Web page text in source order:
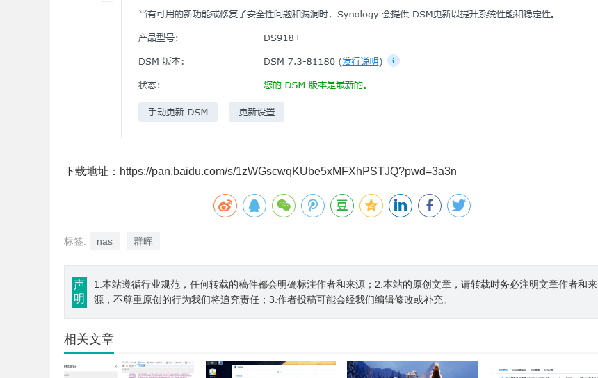
下载地址：https://pan.baidu.com/s/1zWGscwqKUbe5xMFXhPSTJQ?pwd=3a3n
标签: nas 群晖
声
明
1.本站遵循行业规范，任何转载的稿件都会明确标注作者和来源；2.本站的原创文章，请转载时务必注明文章作者和来
源，不尊重原创的行为我们将追究责任；3.作者投稿可能会经我们编辑修改或补充。
相关文章